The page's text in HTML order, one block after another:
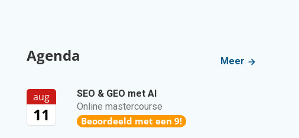
Agenda Meer
aug
11
SEO & GEO met AI
Online mastercourse
Beoordeeld met een 9!